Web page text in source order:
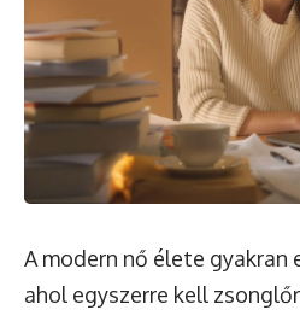
A modern nő élete
ahol egyszerre kell